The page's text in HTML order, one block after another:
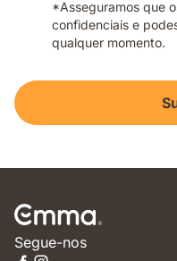
*Asseguramos que
confidenciais e
qualquer momento.
Segue-nos